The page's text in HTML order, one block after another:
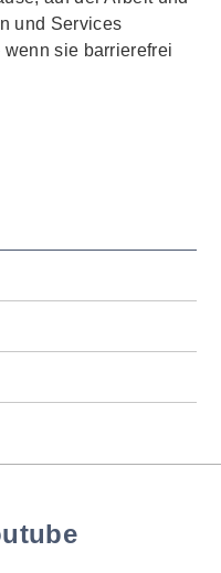
und Services
sie barrierefrei